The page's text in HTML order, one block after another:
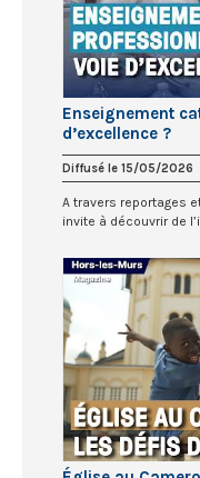
Enseignement
d’excellence ?
Diffusé le 15/05/2026
A travers reportages
invite à découvrir de